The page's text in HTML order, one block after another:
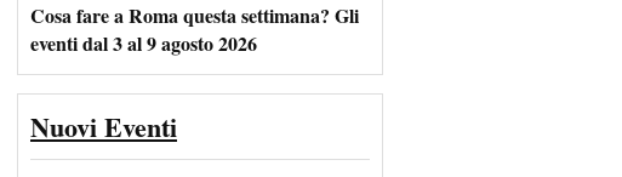
Cosa fare a Roma questa settimana? Gli
eventi dal 3 al 9 agosto 2026
Nuovi Eventi